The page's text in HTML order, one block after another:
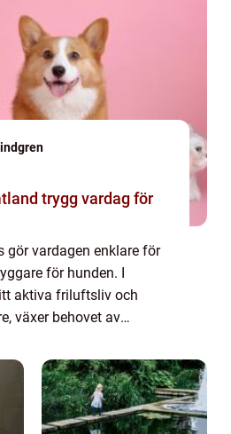
för
gör vardagen enklare för
för hunden. I
aktiva friluftsliv och
växer behovet av
arbetsdagen. När